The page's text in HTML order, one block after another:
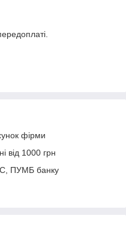
фірми
від 1000 грн
ПУМБ банку